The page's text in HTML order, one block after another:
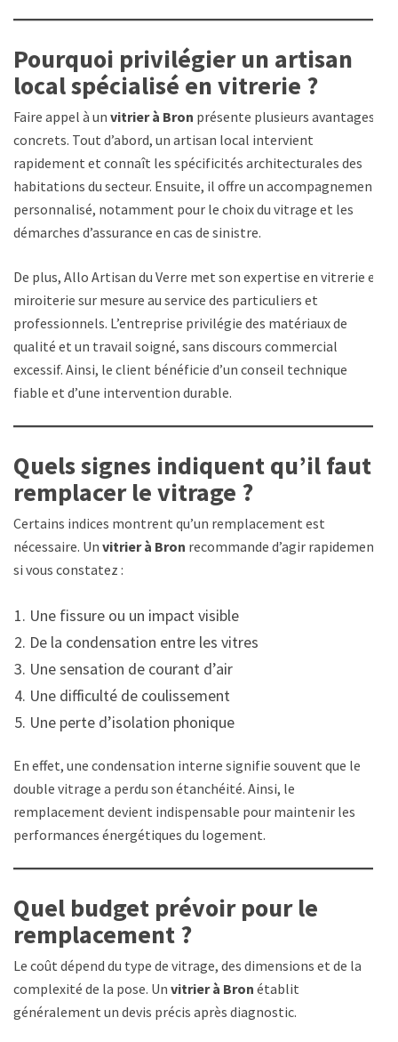
Pourquoi privilégier un artisan
local spécialisé en vitrerie ?
Faire appel à un vitrier à Bron présente plusieurs avantages
concrets. Tout d’abord, un artisan local intervient
rapidement et connaît les spécificités architecturales des
habitations du secteur. Ensuite, il offre un accompagnement
personnalisé, notamment pour le choix du vitrage et les
démarches d’assurance en cas de sinistre.
De plus, Allo Artisan du Verre met son expertise en vitrerie et
miroiterie sur mesure au service des particuliers et
professionnels. L’entreprise privilégie des matériaux de
qualité et un travail soigné, sans discours commercial
excessif. Ainsi, le client bénéficie d’un conseil technique
fiable et d’une intervention durable.
Quels signes indiquent qu’il faut
remplacer le vitrage ?
Certains indices montrent qu’un remplacement est
nécessaire. Un vitrier à Bron recommande d’agir rapidement
si vous constatez :
Une fissure ou un impact visible
De la condensation entre les vitres
Une sensation de courant d’air
Une difficulté de coulissement
Une perte d’isolation phonique
En effet, une condensation interne signifie souvent que le
double vitrage a perdu son étanchéité. Ainsi, le
remplacement devient indispensable pour maintenir les
performances énergétiques du logement.
Quel budget prévoir pour le
remplacement ?
Le coût dépend du type de vitrage, des dimensions et de la
complexité de la pose. Un vitrier à Bron établit
généralement un devis précis après diagnostic.